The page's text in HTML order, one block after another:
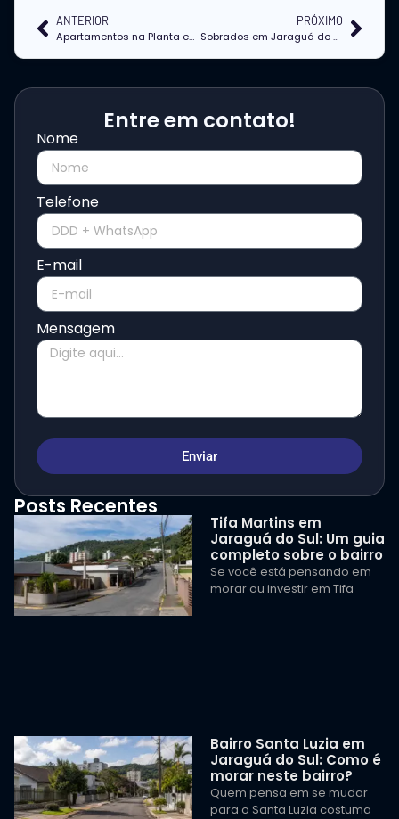
ANTERIOR
Apartamentos na Planta em Jaraguá do Sul
PRÓXIMO
Sobrados em Jaraguá do Sul
Entre em contato!
Nome
Telefone
E-mail
Mensagem
Enviar
Posts Recentes
Tifa Martins em
Jaraguá do Sul: Um guia
completo sobre o bairro
Se você está pensando em
morar ou investir em Tifa
Bairro Santa Luzia em
Jaraguá do Sul: Como é
morar neste bairro?
Quem pensa em se mudar
para o Santa Luzia costuma